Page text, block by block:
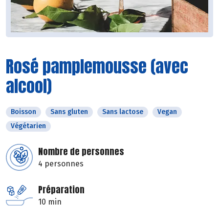
Rosé pamplemousse (avec
alcool)
Boisson Sans gluten Sans lactose
Vegan
Végétarien
Nombre de personnes
4 personnes
Préparation
10 min